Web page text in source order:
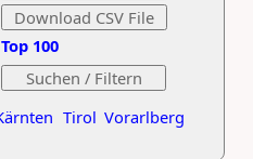
Tirol Vorarlberg
Top 100